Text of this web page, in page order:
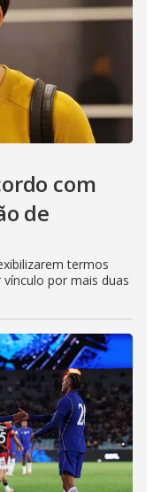
com
de
termos
por mais duas